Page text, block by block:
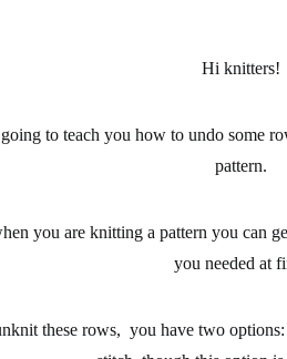
Hi knitters!
to teach you how to undo some
pattern.
you are knitting a pattern you can
you needed at
these rows, you have two